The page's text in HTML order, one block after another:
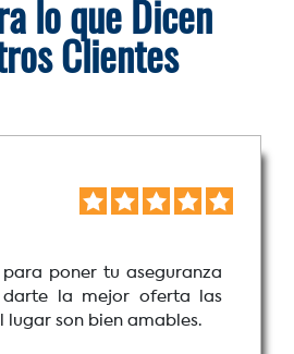
lo que Dicen
Clientes
poner tu aseguranza
la mejor oferta las
lugar son bien amables.